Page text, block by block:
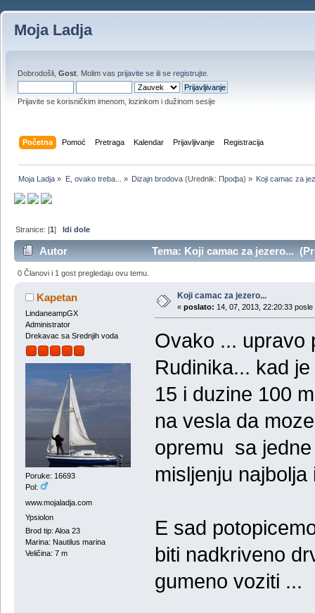
Moja Ladja
Dobrodošli, Gost . Molim vas prijavite se ili se registrujte
Prijavite se korisničkim imenom, lozinkom i dužinom sesije
Početna Pomoć Pretraga Kalendar Prijavljivanje Registracija
Moja Ladja » E, ovako treba... » Dizajn brodova(Urednik: Профа) » Koji camac za
Stranice: [1]Idi dole
Autor Tema: Koji camac za jezero...
0 Članovi i 1 gost pregledaju ovu temu.
Kapetan
LindaneampGX
Administrator
Drekavac sa Srednjih voda
Poruke: 16693
Pol:
www.mojaladja.com
Ypsiolon
Brod tip: Aloa 23
Marina: Nautilus marina
Veličina: 7 m
Koji camac za jezero...
« poslato: 14, 07, 2013, 22:20:33 posle
Ovako ... upravo
Rudinika... kad
15 i duzine 100
na vesla da
opremu sa
misljenju
E sad
biti nadkriveno
gumeno voziti ...